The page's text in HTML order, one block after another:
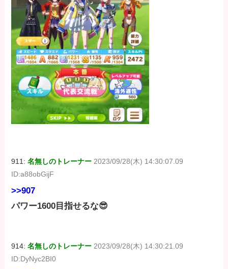
911:名無しのトレーナー 2023/09/28(木) 14:30:07.09
ID:a88obGijF
>>907
パワー1600目指せるな😎
914:名無しのトレーナー 2023/09/28(木) 14:30:21.09
ID:DyNyc2BI0